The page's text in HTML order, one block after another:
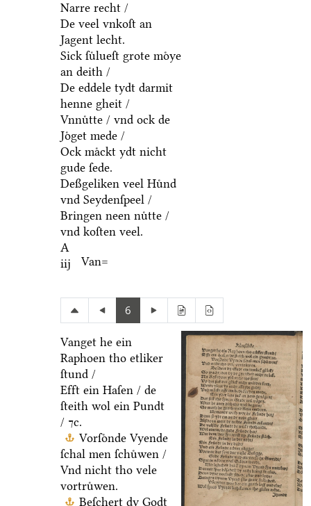
Narre recht /
De veel vnkoſt an
Jagent lecht.
Sick ſuͤlueſt grote moͤye
an deith /
De eddele tydt darmit
henne gheit /
Vnnuͤtte / vnd ock de
Joͤget mede /
Ock maͤckt ydt nicht
gude ſede.
Deßgeliken veel Huͤnd
vnd Seydenſpeel /
Bringen neen nuͤtte /
vnd koſten veel.
A
iij
Van=
6
Vanget he ein
Raphoen tho etliker
ſtund /
Efft ein Haſen / de
ſteith wol ein Pundt
/ ⁊c.
Vorſoͤnde Vyende
ſchal men ſchuͤwen /
Vnd nicht tho vele
vortruͤwen.
Beſchert dy Godt